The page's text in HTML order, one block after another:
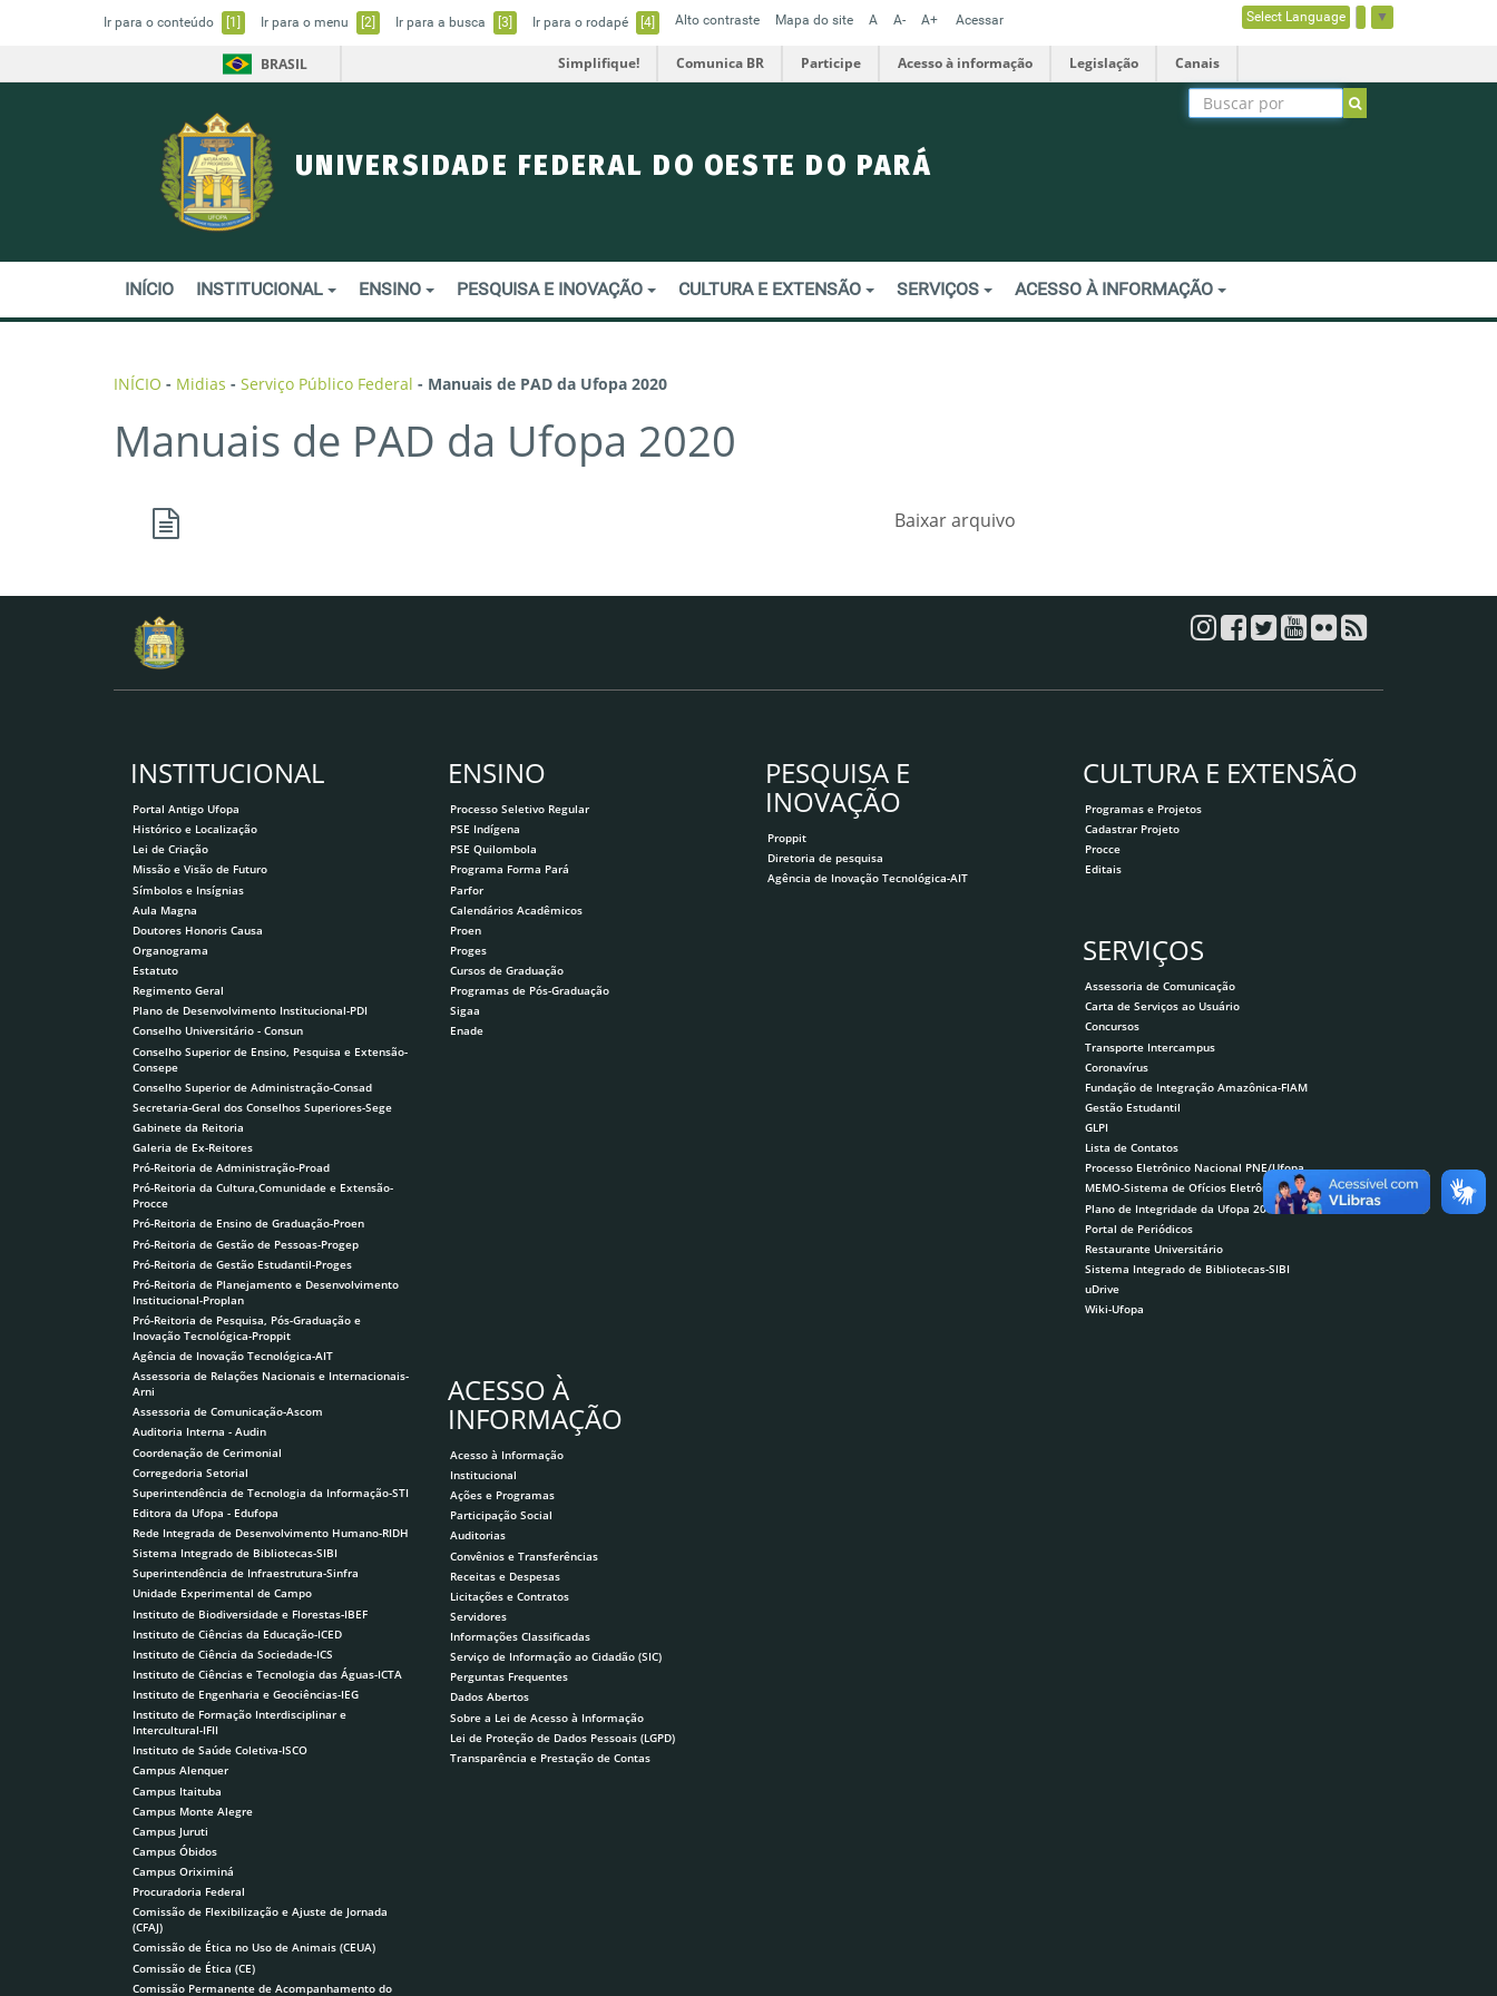
Ir para o conteúdo [1] Ir para o menu [2] Ir para a busca [3] Ir para o rodapé [4] Alto contraste Mapa do site A A- A+ Acessar Select Language ▼
BRASIL Simplifique! Comunica BR Participe Acesso à informação Legislação Canais
UNIVERSIDADE FEDERAL DO OESTE DO PARÁ
INÍCIO INSTITUCIONAL ENSINO PESQUISA E INOVAÇÃO CULTURA E EXTENSÃO SERVIÇOS ACESSO À INFORMAÇÃO
INÍCIO - Midias - Serviço Público Federal - Manuais de PAD da Ufopa 2020
Manuais de PAD da Ufopa 2020
Baixar arquivo
INSTITUCIONAL
Portal Antigo Ufopa
Histórico e Localização
Lei de Criação
Missão e Visão de Futuro
Símbolos e Insígnias
Aula Magna
Doutores Honoris Causa
Organograma
Estatuto
Regimento Geral
Plano de Desenvolvimento Institucional-PDI
Conselho Universitário - Consun
Conselho Superior de Ensino, Pesquisa e Extensão-
Consepe
Conselho Superior de Administração-Consad
Secretaria-Geral dos Conselhos Superiores-Sege
Gabinete da Reitoria
Galeria de Ex-Reitores
Pró-Reitoria de Administração-Proad
Pró-Reitoria da Cultura,Comunidade e Extensão-
Procce
Pró-Reitoria de Ensino de Graduação-Proen
Pró-Reitoria de Gestão de Pessoas-Progep
Pró-Reitoria de Gestão Estudantil-Proges
Pró-Reitoria de Planejamento e Desenvolvimento
Institucional-Proplan
Pró-Reitoria de Pesquisa, Pós-Graduação e
Inovação Tecnológica-Proppit
Agência de Inovação Tecnológica-AIT
Assessoria de Relações Nacionais e Internacionais-
Arni
Assessoria de Comunicação-Ascom
Auditoria Interna - Audin
Coordenação de Cerimonial
Corregedoria Setorial
Superintendência de Tecnologia da Informação-STI
Editora da Ufopa - Edufopa
Rede Integrada de Desenvolvimento Humano-RIDH
Sistema Integrado de Bibliotecas-SIBI
Superintendência de Infraestrutura-Sinfra
Unidade Experimental de Campo
Instituto de Biodiversidade e Florestas-IBEF
Instituto de Ciências da Educação-ICED
Instituto de Ciência da Sociedade-ICS
Instituto de Ciências e Tecnologia das Águas-ICTA
Instituto de Engenharia e Geociências-IEG
Instituto de Formação Interdisciplinar e
Intercultural-IFII
Instituto de Saúde Coletiva-ISCO
Campus Alenquer
Campus Itaituba
Campus Monte Alegre
Campus Juruti
Campus Óbidos
Campus Oriximiná
Procuradoria Federal
Comissão de Flexibilização e Ajuste de Jornada
(CFAJ)
Comissão de Ética no Uso de Animais (CEUA)
Comissão de Ética (CE)
Comissão Permanente de Acompanhamento do
ENSINO
Processo Seletivo Regular
PSE Indígena
PSE Quilombola
Programa Forma Pará
Parfor
Calendários Acadêmicos
Proen
Proges
Cursos de Graduação
Programas de Pós-Graduação
Sigaa
Enade
PESQUISA E
INOVAÇÃO
Proppit
Diretoria de pesquisa
Agência de Inovação Tecnológica-AIT
CULTURA E EXTENSÃO
Programas e Projetos
Cadastrar Projeto
Procce
Editais
SERVIÇOS
Assessoria de Comunicação
Carta de Serviços ao Usuário
Concursos
Transporte Intercampus
Coronavírus
Fundação de Integração Amazônica-FIAM
Gestão Estudantil
GLPI
Lista de Contatos
Processo Eletrônico Nacional PNE/Ufopa
MEMO-Sistema de Ofícios Eletrônicos
Plano de Integridade da Ufopa 2019-2020
Portal de Periódicos
Restaurante Universitário
Sistema Integrado de Bibliotecas-SIBI
uDrive
Wiki-Ufopa
ACESSO À
INFORMAÇÃO
Acesso à Informação
Institucional
Ações e Programas
Participação Social
Auditorias
Convênios e Transferências
Receitas e Despesas
Licitações e Contratos
Servidores
Informações Classificadas
Serviço de Informação ao Cidadão (SIC)
Perguntas Frequentes
Dados Abertos
Sobre a Lei de Acesso à Informação
Lei de Proteção de Dados Pessoais (LGPD)
Transparência e Prestação de Contas